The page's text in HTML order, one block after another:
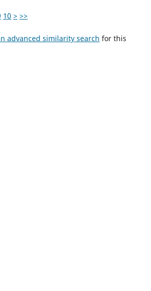
10 > >>
advanced similarity search for this